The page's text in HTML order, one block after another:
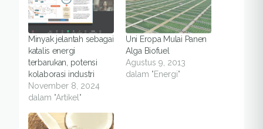
Minyak jelantah sebagai
katalis energi
terbarukan, potensi
kolaborasi industri
November 8, 2024
dalam "Artikel"
Uni Eropa Mulai Panen
Alga Biofuel
Agustus 9, 2013
dalam "Energi"